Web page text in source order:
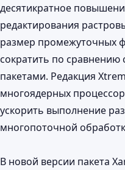
десятикратное
редактирования
размер промежуточных
сократить по сравнению
пакетами. Редакция
многоядерных
ускорить выполнение
многопоточной
В новой версии пакета